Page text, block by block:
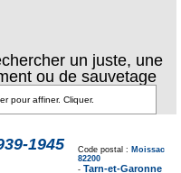
un juste, une
ou de sauvetage
1945
Code postal : Moissac
82200
- Tarn-et-Garonne